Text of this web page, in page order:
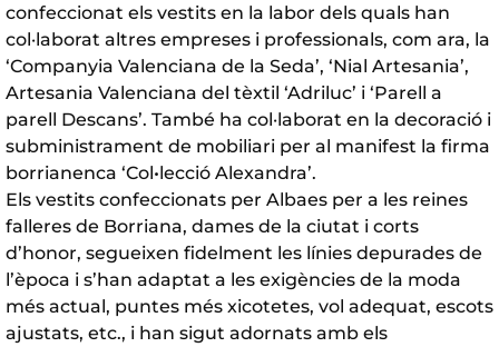
confeccionat els vestits en la labor dels quals han
col·laborat altres empreses i professionals, com ara, la
‘Companyia Valenciana de la Seda’, ‘Nial Artesania’,
Artesania Valenciana del tèxtil ‘Adriluc’ i ‘Parell a
parell Descans’. També ha col·laborat en la decoració i
subministrament de mobiliari per al manifest la firma
borrianenca ‘Col•lecció Alexandra’.
Els vestits confeccionats per Albaes per a les reines
falleres de Borriana, dames de la ciutat i corts
d’honor, segueixen fidelment les línies depurades de
l’època i s’han adaptat a les exigències de la moda
més actual, puntes més xicotetes, vol adequat, escots
ajustats, etc., i han sigut adornats amb els